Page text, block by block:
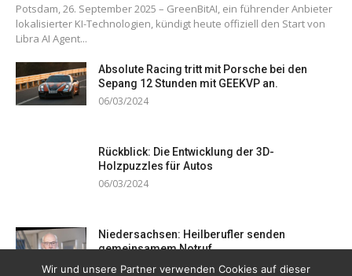
Potsdam, 26. September 2025 – GreenBitAI, ein führender Anbieter
lokalisierter KI-Technologien, kündigt heute offiziell den Start von
Libra AI Agent...
Absolute Racing tritt mit Porsche bei den
Sepang 12 Stunden mit GEEKVP an.
06/03/2024
Rückblick: Die Entwicklung der 3D-
Holzpuzzles für Autos
06/03/2024
Niedersachsen: Heilberufler senden
gemeinsamem Notruf
19/12/2023
Wir und unsere Partner verwenden Cookies auf dieser